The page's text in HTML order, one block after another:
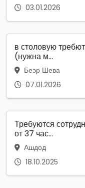
03.01.2026
в столовую
(нужна м...
Беэр Шева
07.01.2026
Требуются
от 37 час...
Ашдод
18.10.2025